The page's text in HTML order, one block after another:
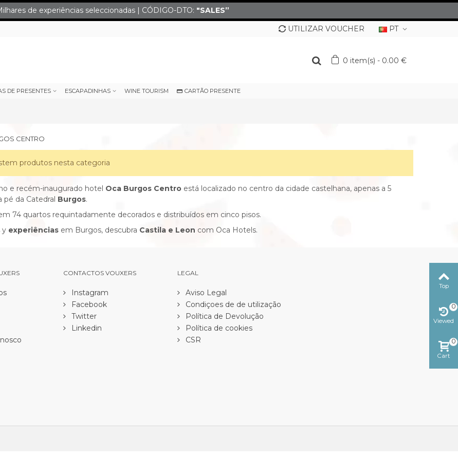
de experiências seleccionadas | CÓDIGO-DTO: "SALES”
PT
UTILIZAR VOUCHER
0 item(s) - 0.00 €
DE PRESENTES ESCAPADINHAS WINE TOURISM CARTÃO PRESENTE
CENTRO
produtos nesta categoria
e recém-inaugurado hotel Oca Burgos Centro está localizado no centro da cidade castelhana, apenas a 5
pé da Catedral Burgos.
74 quartos requintadamente decorados e distribuídos em cinco pisos.
y experiências em Burgos, descubra Castila e Leon com Oca Hotels.
CONTACTOS VOUXERS
Instagram
Facebook
Twitter
Linkedin
LEGAL
Aviso Legal
Condiçoes de de utilização
Política de Devolução
Política de cookies
CSR
Top
Viewed
0
Cart
0